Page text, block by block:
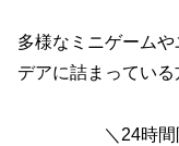
多様なミニゲーム
デアに詰まっている
＼24時